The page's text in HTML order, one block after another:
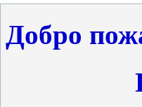
Добро